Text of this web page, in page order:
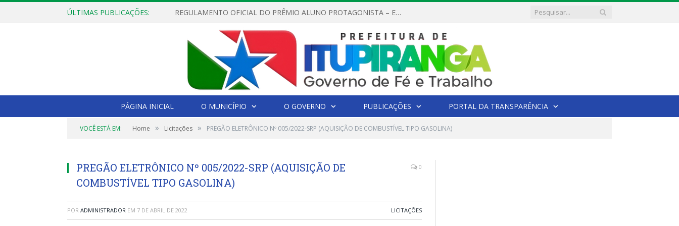
ÚLTIMAS PUBLICAÇÕES: REGULAMENTO OFICIAL DO PRÊMIO ALUNO PROTAGONISTA – EDIÇÃO 2026
PÁGINA INICIAL O MUNICÍPIO O GOVERNO PUBLICAÇÕES PORTAL DA TRANSPARÊNCIA
VOCÊ ESTÁ EM: Home » Licitações » PREGÃO ELETRÔNICO Nº 005/2022-SRP (AQUISIÇÃO DE COMBUSTÍVEL TIPO GASOLINA)
PREGÃO ELETRÔNICO Nº 005/2022-SRP (AQUISIÇÃO DE
COMBUSTÍVEL TIPO GASOLINA)
0
POR ADMINISTRADOR EM 7 DE ABRIL DE 2022 LICITAÇÕES